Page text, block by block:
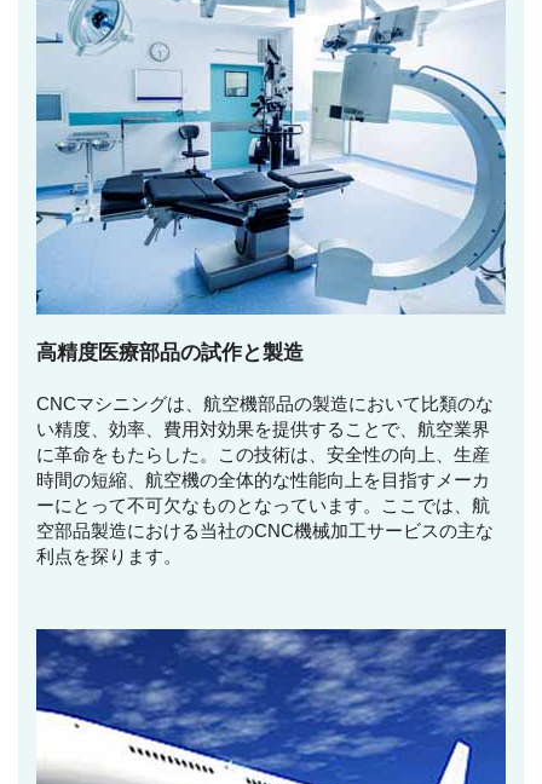
高精度医療部品の試作と製造
CNCマシニングは、航空機部品の製造において比類のな
い精度、効率、費用対効果を提供することで、航空業界
に革命をもたらした。この技術は、安全性の向上、生産
時間の短縮、航空機の全体的な性能向上を目指すメーカ
ーにとって不可欠なものとなっています。ここでは、航
空部品製造における当社のCNC機械加工サービスの主な
利点を探ります。